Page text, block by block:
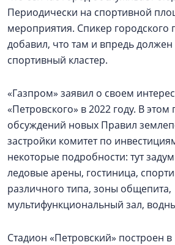
Периодически на спортивной
мероприятия. Спикер городского
добавил, что там и впредь должен
спортивный кластер.
«Газпром» заявил о своем
«Петровского» в 2022 году. В этом
обсуждений новых Правил
застройки комитет по
некоторые подробности: тут
ледовые арены, гостиница,
различного типа, зоны общепита,
мультифункциональный зал,
Стадион «Петровский» построен в